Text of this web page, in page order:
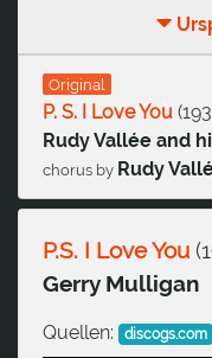
Original
P. S. I Love You (
Rudy Vallée and
chorus by Rudy
P.S. I Love You (
Gerry Mulligan
Quellen: discogs.com